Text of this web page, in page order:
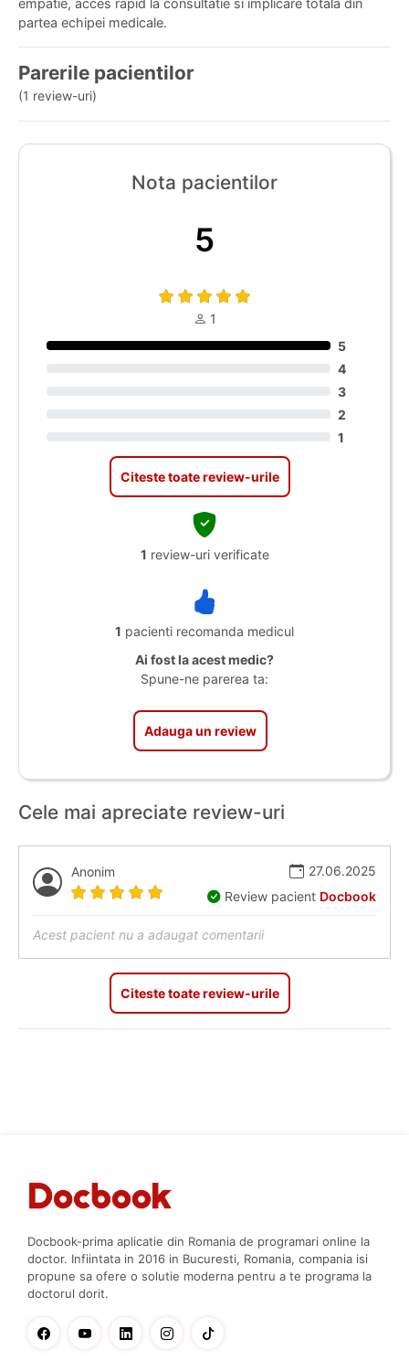
empatie, acces rapid la consultatie si implicare totala din
partea echipei medicale.
Parerile pacientilor
(1 review-uri)
Nota pacientilor
5
1
5
4
3
2
1
Citeste toate review-urile
1 review-uri verificate
1 pacienti recomanda medicul
Ai fost la acest medic?
Spune-ne parerea ta:
Adauga un review
Cele mai apreciate review-uri
Anonim
27.06.2025
Review pacient Docbook
Acest pacient nu a adaugat comentarii
Citeste toate review-urile
Docbook-prima aplicatie din Romania de programari online la
doctor. Infiintata in 2016 in Bucuresti, Romania, compania isi
propune sa ofere o solutie moderna pentru a te programa la
doctorul dorit.